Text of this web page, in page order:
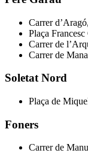
Carrer
Plaça
Carrer de
Carrer de
Soletat Nord
Plaça de
Foners
Carrer de